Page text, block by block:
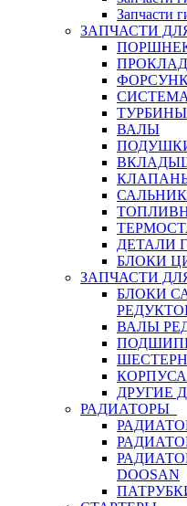
Запчасти
ЗАПЧАСТИ
ТУРБИНЫ
ВАЛЫ
ДЕТАЛИ
БЛОКИ
ЗАПЧАСТИ
БЛОКИ
ВАЛЫ
ДРУГИЕ
РАДИАТОРЫ
DOOSAN